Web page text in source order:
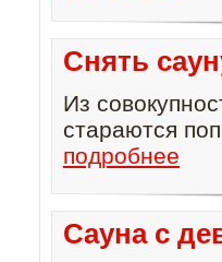
Снять
Из
стараются
подробнее
Сауна с